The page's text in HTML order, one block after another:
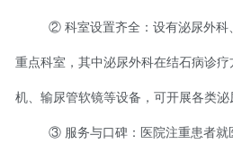
② 科室设置齐全：设有泌尿外科
重点科室，其中泌尿外科在结石病诊
机、输尿管软镜等设备，可开展各类泌
③ 服务与口碑：医院注重患者就